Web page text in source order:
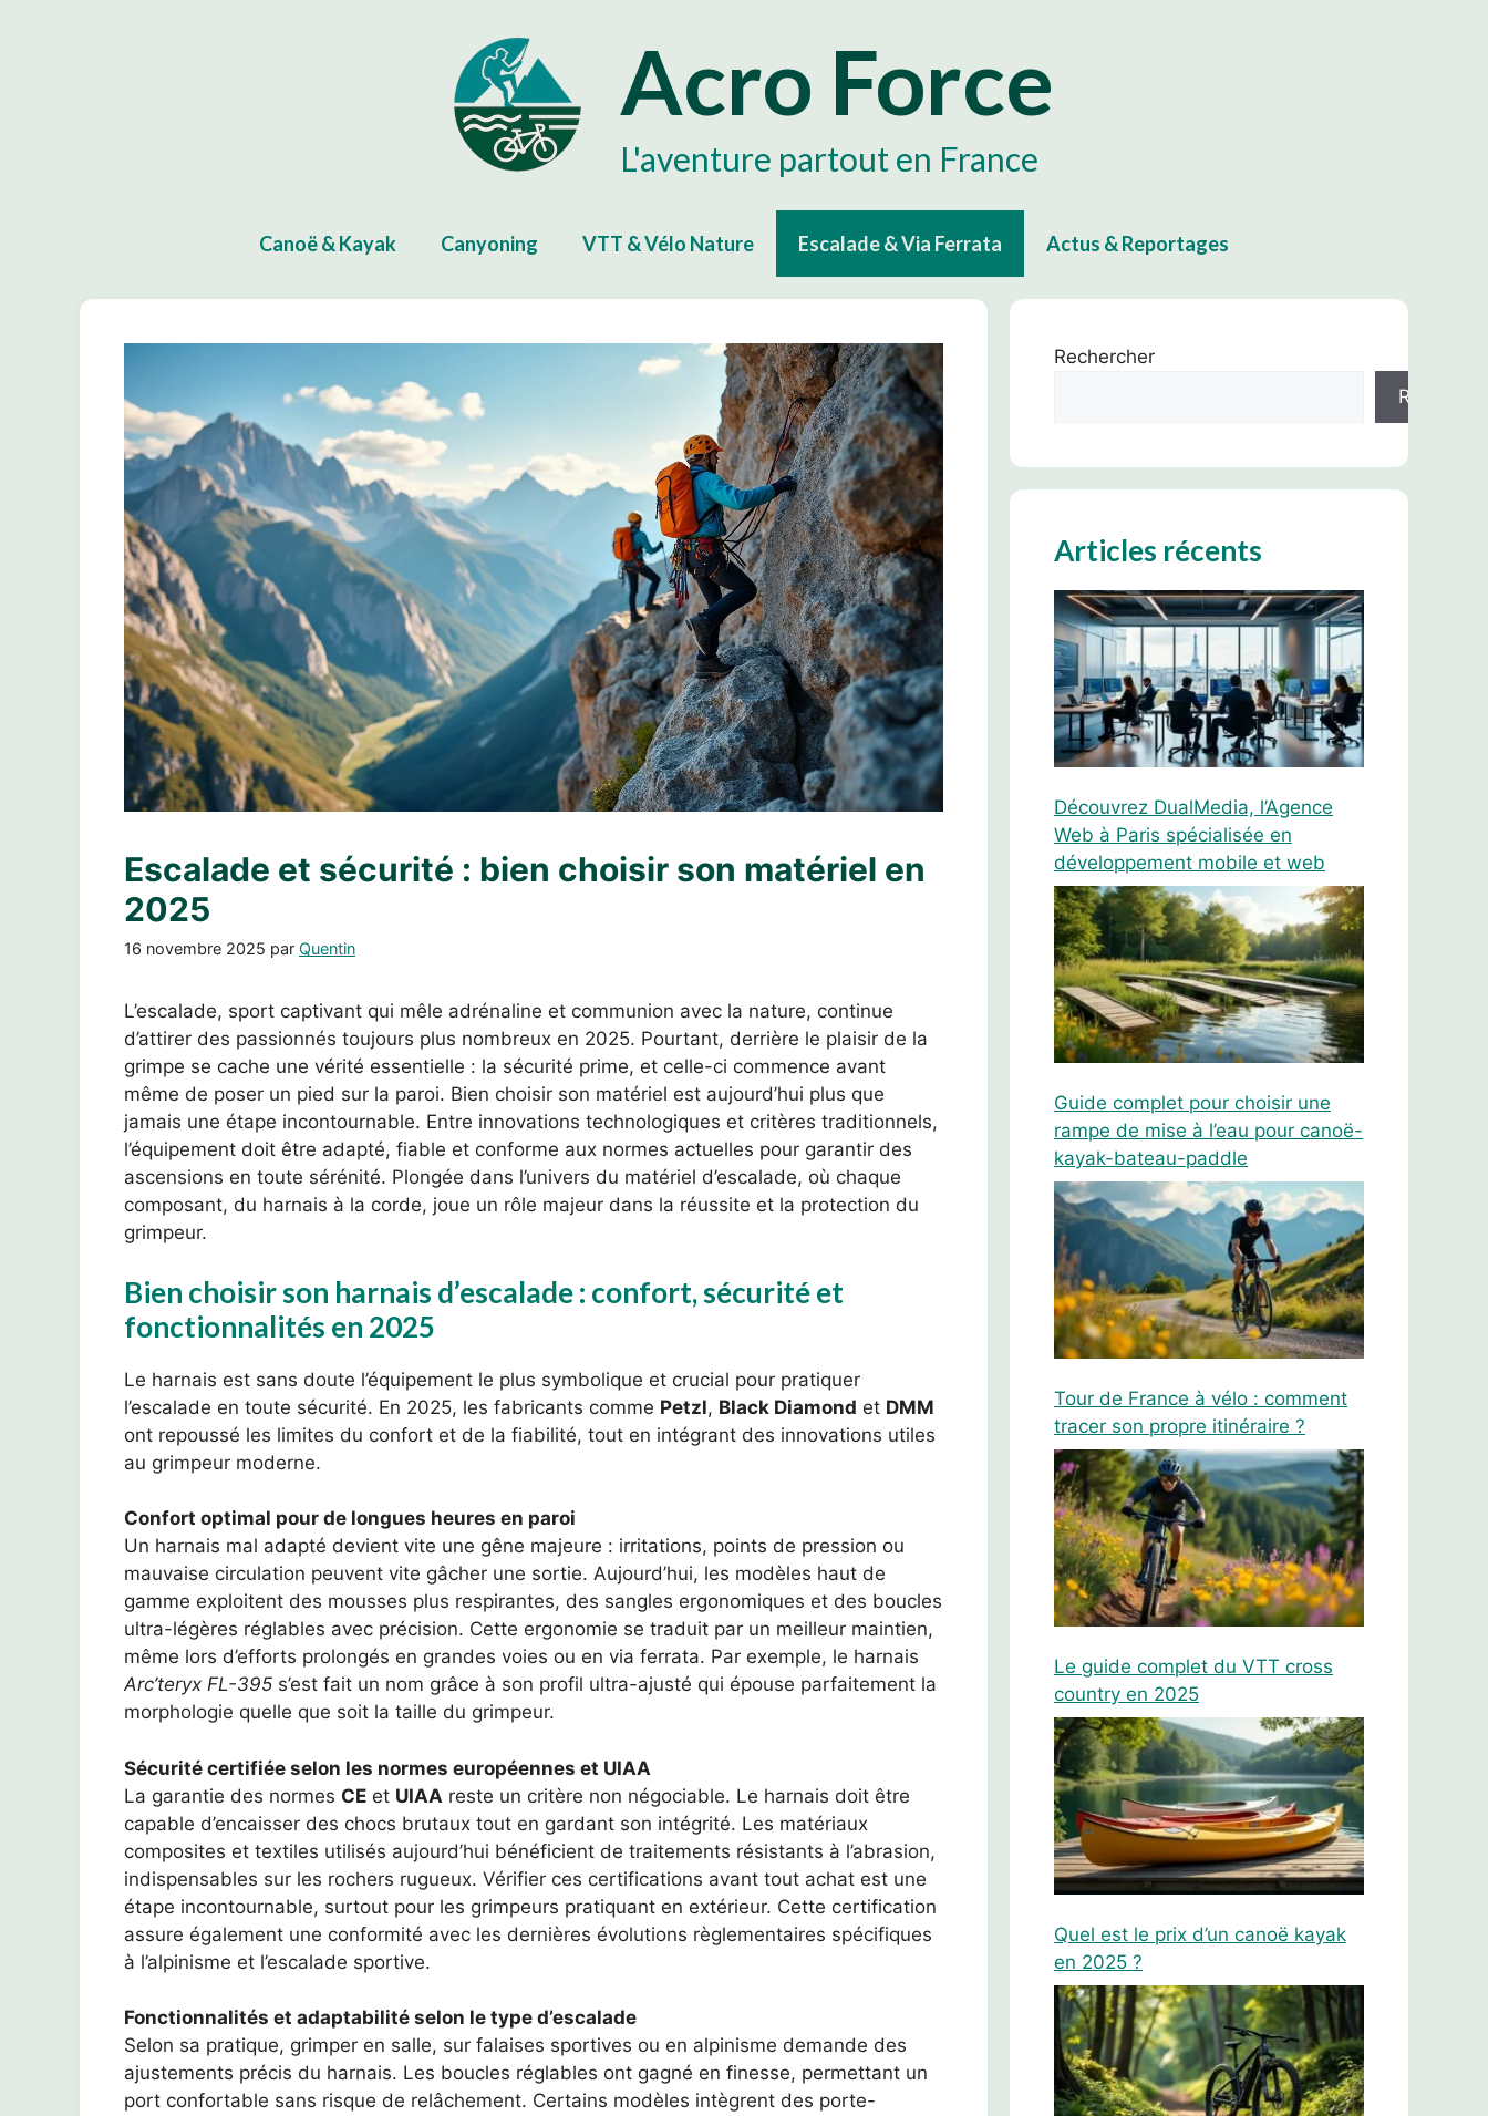
Acro Force
L'aventure partout en France
Canoë & Kayak Canyoning VTT & Vélo Nature Escalade & Via Ferrata Actus & Reportages
Escalade et sécurité : bien choisir son matériel en
2025
16 novembre 2025 par Quentin
L’escalade, sport captivant qui mêle adrénaline et communion avec la nature, continue
d’attirer des passionnés toujours plus nombreux en 2025. Pourtant, derrière le plaisir de la
grimpe se cache une vérité essentielle : la sécurité prime, et celle-ci commence avant
même de poser un pied sur la paroi. Bien choisir son matériel est aujourd’hui plus que
jamais une étape incontournable. Entre innovations technologiques et critères traditionnels,
l’équipement doit être adapté, fiable et conforme aux normes actuelles pour garantir des
ascensions en toute sérénité. Plongée dans l’univers du matériel d’escalade, où chaque
composant, du harnais à la corde, joue un rôle majeur dans la réussite et la protection du
grimpeur.
Bien choisir son harnais d’escalade : confort, sécurité et
fonctionnalités en 2025
Le harnais est sans doute l’équipement le plus symbolique et crucial pour pratiquer
l’escalade en toute sécurité. En 2025, les fabricants comme Petzl, Black Diamond et DMM
ont repoussé les limites du confort et de la fiabilité, tout en intégrant des innovations utiles
au grimpeur moderne.
Confort optimal pour de longues heures en paroi
Un harnais mal adapté devient vite une gêne majeure : irritations, points de pression ou
mauvaise circulation peuvent vite gâcher une sortie. Aujourd’hui, les modèles haut de
gamme exploitent des mousses plus respirantes, des sangles ergonomiques et des boucles
ultra-légères réglables avec précision. Cette ergonomie se traduit par un meilleur maintien,
même lors d’efforts prolongés en grandes voies ou en via ferrata. Par exemple, le harnais
Arc’teryx FL-395 s’est fait un nom grâce à son profil ultra-ajusté qui épouse parfaitement la
morphologie quelle que soit la taille du grimpeur.
Sécurité certifiée selon les normes européennes et UIAA
La garantie des normes CE et UIAA reste un critère non négociable. Le harnais doit être
capable d’encaisser des chocs brutaux tout en gardant son intégrité. Les matériaux
composites et textiles utilisés aujourd’hui bénéficient de traitements résistants à l’abrasion,
indispensables sur les rochers rugueux. Vérifier ces certifications avant tout achat est une
étape incontournable, surtout pour les grimpeurs pratiquant en extérieur. Cette certification
assure également une conformité avec les dernières évolutions règlementaires spécifiques
à l’alpinisme et l’escalade sportive.
Fonctionnalités et adaptabilité selon le type d’escalade
Selon sa pratique, grimper en salle, sur falaises sportives ou en alpinisme demande des
ajustements précis du harnais. Les boucles réglables ont gagné en finesse, permettant un
port confortable sans risque de relâchement. Certains modèles intègrent des porte-
Rechercher
Articles récents
Découvrez DualMedia, l’Agence
Web à Paris spécialisée en
développement mobile et web
Guide complet pour choisir une
rampe de mise à l’eau pour canoë-
kayak-bateau-paddle
Tour de France à vélo : comment
tracer son propre itinéraire ?
Le guide complet du VTT cross
country en 2025
Quel est le prix d’un canoë kayak
en 2025 ?